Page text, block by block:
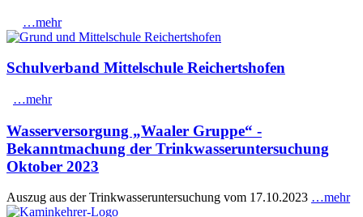
…mehr
Schulverband Mittelschule Reichertshofen
…mehr
Wasserversorgung „Waaler Gruppe“ -
Bekanntmachung der Trinkwasseruntersuchung
Oktober 2023
Auszug aus der Trinkwasseruntersuchung vom 17.10.2023 …mehr